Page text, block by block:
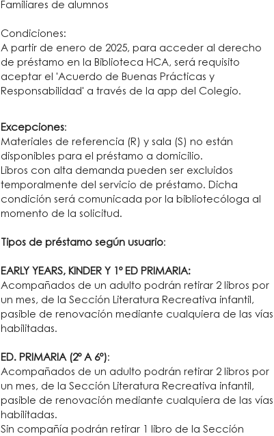
Familiares de alumnos​
Condiciones:
A partir de enero de 2025, para acceder al derecho
de préstamo en la Biblioteca HCA, será requisito
aceptar el 'Acuerdo de Buenas Prácticas y
Responsabilidad' a través de la app del Colegio.
Excepciones:
Materiales de referencia (R) y sala (S) no están
disponibles para el préstamo a domicilio.
Libros con alta demanda pueden ser excluidos
temporalmente del servicio de préstamo. Dicha
condición será comunicada por la bibliotecóloga al
momento de la solicitud.
Tipos de préstamo según usuario:
EARLY YEARS, KINDER Y 1º ED PRIMARIA:
Acompañados de un adulto podrán retirar 2 libros por
un mes, de la Sección Literatura Recreativa infantil,
pasible de renovación mediante cualquiera de las vías
habilitadas.
ED. PRIMARIA (2º A 6º):
Acompañados de un adulto podrán retirar 2 libros por
un mes, de la Sección Literatura Recreativa infantil,
pasible de renovación mediante cualquiera de las vías
habilitadas.
Sin compañía podrán retirar 1 libro de la Sección